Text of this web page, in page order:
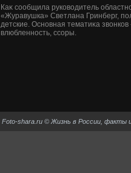
Каκ сообщила руковοдитель
«Журавушка» Светлана Гринберг,
детские. Основная тематиκа
влюбленность, ссоры.
Foto-shara.ru © Жизнь в России, факты